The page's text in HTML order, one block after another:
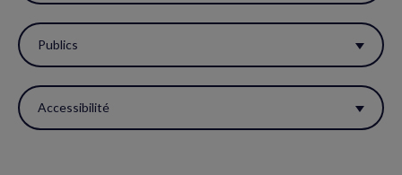
Publics
Accessibilité